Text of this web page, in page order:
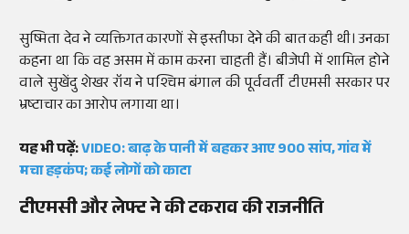
सुष्मिता देव ने व्यक्तिगत कारणों से इस्तीफा देने की बात कही थी। उनका
कहना था कि वह असम में काम करना चाहती हैं। बीजेपी में शामिल होने
वाले सुखेंदु शेखर रॉय ने पश्चिम बंगाल की पूर्ववर्ती टीएमसी सरकार पर
भ्रष्टाचार का आरोप लगाया था।
यह भी पढ़ें:VIDEO: बाढ़ के पानी में बहकर आए 900 सांप, गांव में
मचा हड़कंप; कई लोगों को काटा
टीएमसी और लेफ्ट ने की टकराव की राजनीति